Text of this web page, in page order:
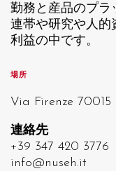
勤務と産品のプラ
連帯や研究や人的
利益の中です。
場所
Via Firenze
連絡先
+39 347 420 3776
info@nuseh.it